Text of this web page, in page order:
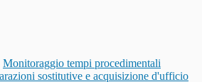
Monitoraggio tempi procedimentali
sostitutive e acquisizione d'ufficio